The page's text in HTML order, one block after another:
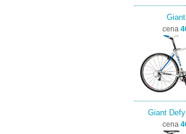
cena
Giant
cena